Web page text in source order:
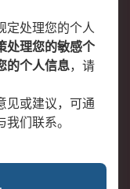
款
事处
心
定处理您的个人
处理您的敏感个
的个人信息，请
见或建议，可通
们联系。